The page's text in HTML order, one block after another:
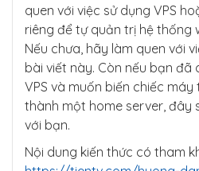
quen với việc sử dụng VPS
riêng để tự quản trị hệ thống
Nếu chưa, hãy làm quen với
bài viết này. Còn nếu bạn đã
VPS và muốn biến chiếc
thành một home server, đây
với bạn.
Nội dung kiến thức có tham